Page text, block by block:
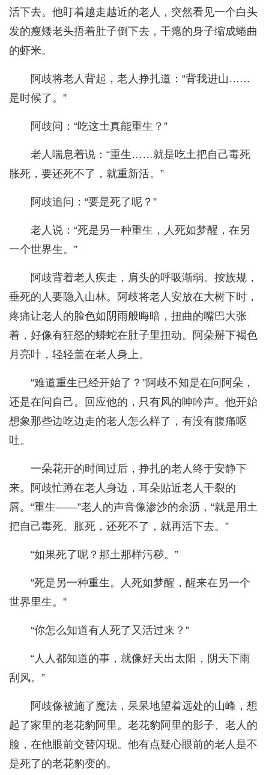
活下去。他盯着越走越近的老人，突然看见一个白头
发的瘦矮老头捂着肚子倒下去，干瘪的身子缩成蜷曲
的虾米。
阿歧将老人背起，老人挣扎道：“背我进山……
是时候了。”
阿歧问：“吃这土真能重生？”
老人喘息着说：“重生……就是吃土把自己毒死
胀死，要还死不了，就重新活。”
阿歧追问：“要是死了呢？”
老人说：“死是另一种重生，人死如梦醒，在另
一个世界生。”
阿歧背着老人疾走，肩头的呼吸渐弱。按族规，
垂死的人要隐入山林。阿歧将老人安放在大树下时，
疼痛让老人的脸色如阴雨般晦暗，扭曲的嘴巴大张
着，好像有狂怒的蟒蛇在肚子里扭动。阿朵掰下褐色
月亮叶，轻轻盖在老人身上。
“难道重生已经开始了？”阿歧不知是在问阿朵，
还是在问自己。回应他的，只有风的呻吟声。他开始
想象那些边吃边走的老人怎么样了，有没有腹痛呕
吐。
一朵花开的时间过后，挣扎的老人终于安静下
来。阿歧忙蹲在老人身边，耳朵贴近老人干裂的
唇。“重生——”老人的声音像渗沙的余沥，“就是用土
把自己毒死、胀死，还死不了，就再活下去。”
“如果死了呢？那土那样污秽。”
“死是另一种重生。人死如梦醒，醒来在另一个
世界里生。”
“你怎么知道有人死了又活过来？”
“人人都知道的事，就像好天出太阳，阴天下雨
刮风。”
阿歧像被施了魔法，呆呆地望着远处的山峰，想
起了家里的老花豹阿里。老花豹阿里的影子、老人的
脸，在他眼前交替闪现。他有点疑心眼前的老人是不
是死了的老花豹变的。